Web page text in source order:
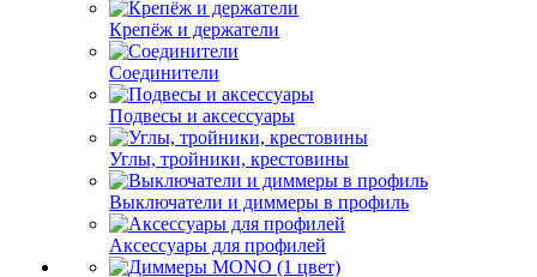
Крепёж и держатели
Соединители
Подвесы и аксессуары
Углы, тройники, крестовины
Выключатели и диммеры в профиль
Аксессуары для профилей